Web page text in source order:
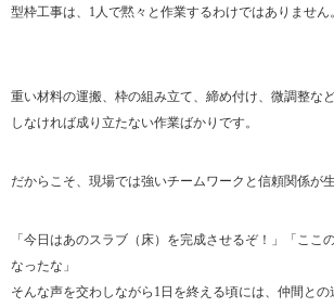
型枠工事は、1人で黙々と作業するわけではありません。
重い材料の運搬、枠の組み立て、締め付け、微調整な
しなければ成り立たない作業ばかりです。
だからこそ、現場では強いチームワークと信頼関係が生
「今日はあのスラブ（床）を完成させるぞ！」「ここ
なったな」
そんな声を交わしながら1日を終える頃には、仲間と